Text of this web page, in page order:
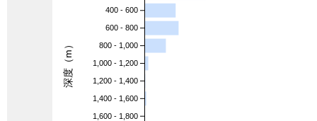
400 - 600
600 - 800
800 - 1,000
1,000 - 1,200
1,200 - 1,400
1,400 - 1,600
1,600 - 1,800
深度（m）